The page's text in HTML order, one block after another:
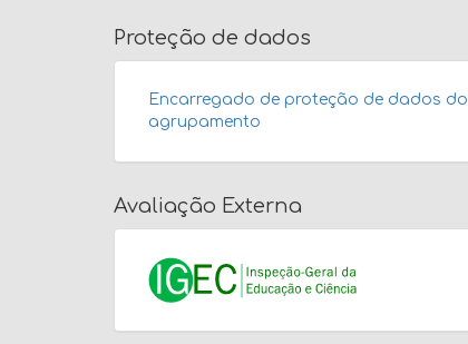
Proteção de dados
Encarregado de proteção de dados do
agrupamento
Avaliação Externa